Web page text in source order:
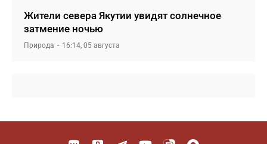
Жители севера Якутии увидят солнечное
затмение ночью
Природа 16:14, 05 августа